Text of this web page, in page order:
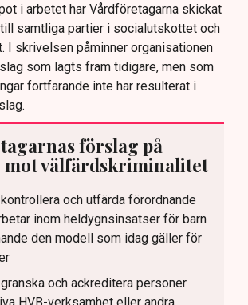
i arbetet har Vårdföretagarna skickat
samtliga partier i socialutskottet och
I skrivelsen påminner organisationen
som lagts fram tidigare, men som
fortfarande inte har resulterat i
förslag på
mot välfärdskriminalitet
och utfärda förordnande
inom heldygnsinsatser för barn
den modell som idag gäller för
och ackreditera personer